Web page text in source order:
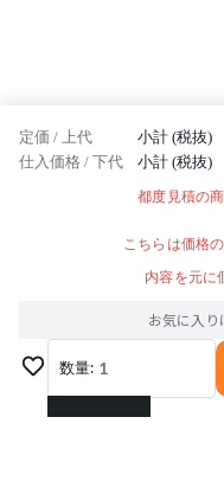
定価 / 上代 小計 (税抜)
仕入価格 / 下代 小計 (税抜)
都度見積の
こちらは価格
内容を元に
お気に入
数量: 1
1